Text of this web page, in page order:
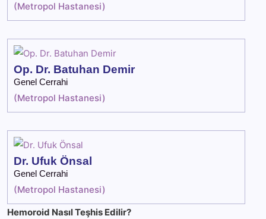
(Metropol Hastanesi)
Op. Dr. Batuhan Demir
Genel Cerrahi
(Metropol Hastanesi)
Dr. Ufuk Önsal
Genel Cerrahi
(Metropol Hastanesi)
Hemoroid Nasıl Teşhis Edilir?